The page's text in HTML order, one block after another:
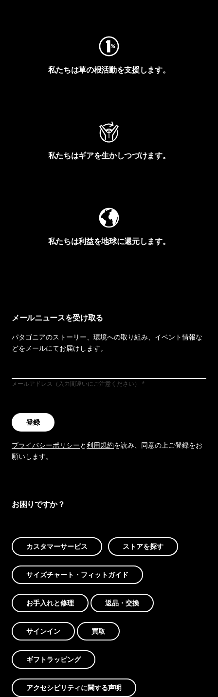
私たちは草の根活動を支援します。
私たちはギアを生かしつづけます。
私たちは利益を地球に還元します。
メールニュースを受け取る
パタゴニアのストーリー、環境への取り組み、イベント情報な
どをメールにてお届けします。
メールアドレス（入力間違いにご注意ください）
登録
プライバシーポリシーと利用規約を読み、同意の上ご登録をお
願いします。
お困りですか？
カスタマーサービス ストアを探す
サイズチャート・フィットガイド
お手入れと修理 返品・交換
サインイン 買取
ギフトラッピング
アクセシビリティに関する声明